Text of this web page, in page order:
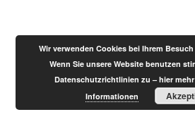
Wir verwenden Cookies bei Ihrem
Wenn Sie unsere Website benutzen
Datenschutzrichtlinien zu – hier
Informationen